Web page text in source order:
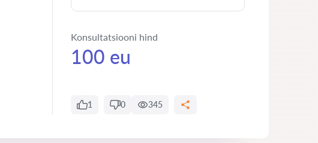
Konsultatsiooni hind
100 eu
1 0 345